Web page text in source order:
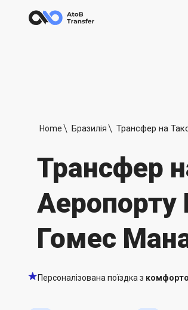
Home Бразилія
Трансфер
Аеропорту
Гомес
Персоналізована поїздка з